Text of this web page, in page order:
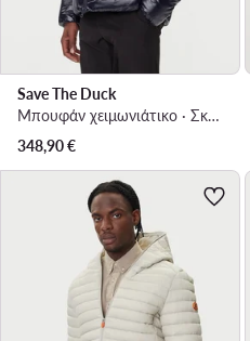
Save The Duck
Μπουφάν χειμωνιάτικο · Σκούρο μπλε
348,90€